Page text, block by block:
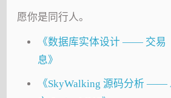
愿你是同行人。
《数据库实体设计 —— 交易
息》
《SkyWalking 源码分析 ——